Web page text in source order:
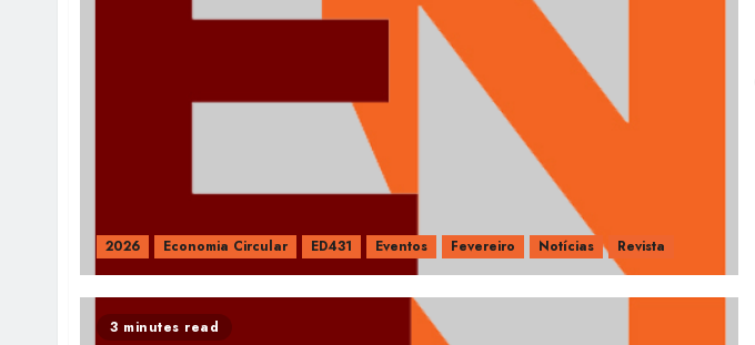
2026 Economia Circular ED431 Eventos Fevereiro Notícias Revista
3 minutes read